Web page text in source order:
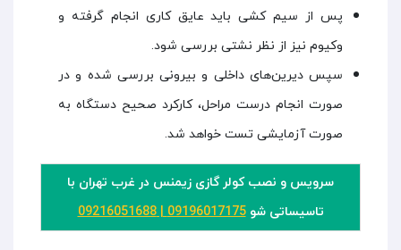
پس از سیم کشی باید عایق کاری انجام گرفته و
وکیوم نیز از نظر نشتی بررسی شود.
سپس دیرین‌های داخلی و بیرونی بررسی شده و در
صورت انجام درست مراحل، کارکرد صحیح دستگاه به
صورت آزمایشی تست خواهد شد.
سرویس و نصب کولر گازی زیمنس در غرب تهران با
تاسیساتی شو09196017175
|
09216051688